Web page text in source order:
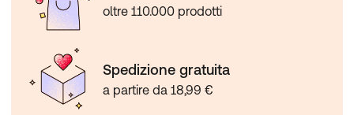
oltre 110.000 prodotti
Spedizione gratuita
a partire da 18,99 €